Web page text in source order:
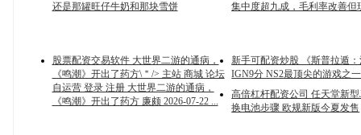
还是那罐旺仔牛奶和那块雪饼
集中度超九成，毛利率改善但
股票配资交易软件 大世界二游的通病，
《鸣潮》开出了药方\＂/> 主站 商城 论坛
自运营 登录 注册 大世界二游的通病，
《鸣潮》开出了药方 廉颇 2026-07-22 ...
新手可配资炒股 《斯普拉遁
IGN9分 NS2最顶尖的游戏之一
高倍杠杆配资公司 任天堂新型
换电池步骤 欧规新版今夏发售